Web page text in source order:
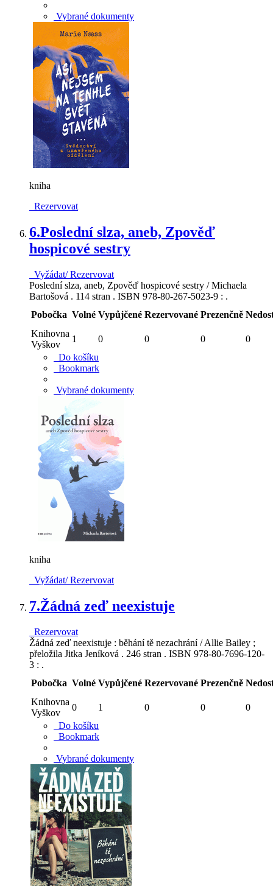
Vybrané dokumenty
kniha
Rezervovat
6.Poslední slza, aneb, Zpověď
hospicové sestry
Vyžádat/ Rezervovat
Poslední slza, aneb, Zpověď hospicové sestry / Michaela
Bartošová . 114 stran . ISBN 978-80-267-5023-9 : .
Pobočka Volné Vypůjčené Rezervované Prezenčně
Knihovna
Vyškov
1 0 0 0
0
Do košíku
Bookmark
Vybrané dokumenty
kniha
Vyžádat/ Rezervovat
7.Žádná zeď neexistuje
Rezervovat
Žádná zeď neexistuje : běhání tě nezachrání / Allie Bailey ;
přeložila Jitka Jeníková . 246 stran . ISBN 978-80-7696-120-
3 : .
Pobočka Volné Vypůjčené Rezervované Prezenčně
Knihovna
Vyškov
0 1 0 0
0
Do košíku
Bookmark
Vybrané dokumenty